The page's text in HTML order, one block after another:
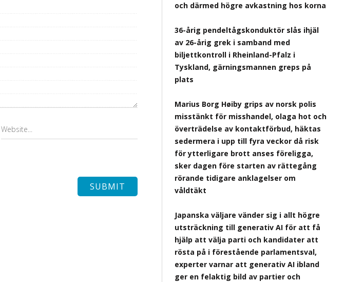
och därmed högre avkastning hos korna
36-årig pendeltågskonduktör slås ihjäl
av 26-årig grek i samband med
biljettkontroll i Rheinland-Pfalz i
Tyskland, gärningsmannen greps på
plats
Marius Borg Høiby grips av norsk polis
misstänkt för misshandel, olaga hot och
överträdelse av kontaktförbud, häktas
sedermera i upp till fyra veckor då risk
för ytterligare brott anses föreligga,
sker dagen före starten av rättegång
rörande tidigare anklagelser om
våldtäkt
Japanska väljare vänder sig i allt högre
utsträckning till generativ AI för att få
hjälp att välja parti och kandidater att
rösta på i förestående parlamentsval,
experter varnar att generativ AI ibland
ger en felaktig bild av partier och